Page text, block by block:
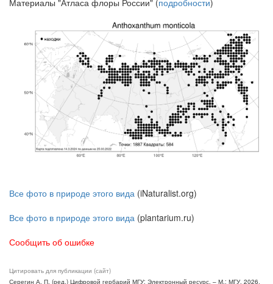
Материалы "Атласа флоры России" (подробности)
Все фото в природе этого вида (iNaturalist.org)
Все фото в природе этого вида (plantarium.ru)
Сообщить об ошибке
Цитировать для публикации (сайт)
Серегин А. П. (ред.) Цифровой гербарий МГУ: Электронный ресурс. – М.: МГУ, 2026.